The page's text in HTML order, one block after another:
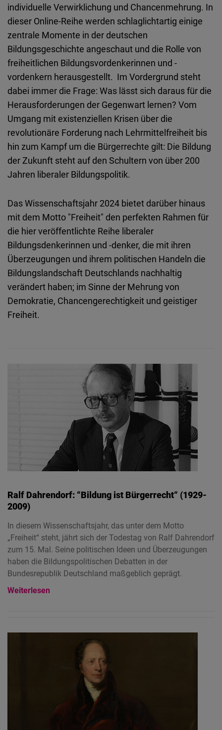
individuelle Verwirklichung und Chancenmehrung. In
dieser Online-Reihe werden schlaglichtartig einige
zentrale Momente in der deutschen
Bildungsgeschichte angeschaut und die Rolle von
freiheitlichen Bildungsvordenkerinnen und -
vordenkern herausgestellt. Im Vordergrund steht
dabei immer die Frage: Was lässt sich daraus für die
Herausforderungen der Gegenwart lernen? Vom
Umgang mit existenziellen Krisen über die
revolutionäre Forderung nach Lehrmittelfreiheit bis
hin zum Kampf um die Bürgerrechte gilt: Die Bildung
der Zukunft steht auf den Schultern von über 200
Jahren liberaler Bildungspolitik.
Das Wissenschaftsjahr 2024 bietet darüber hinaus
mit dem Motto "Freiheit" den perfekten Rahmen für
die hier veröffentlichte Reihe liberaler
Bildungsdenkerinnen und -denker, die mit ihren
Überzeugungen und ihrem politischen Handeln die
Bildungslandschaft Deutschlands nachhaltig
verändert haben; im Sinne der Mehrung von
Demokratie, Chancengerechtigkeit und geistiger
Freiheit.
Ralf Dahrendorf: “Bildung ist Bürgerrecht“ (1929-
2009)
In diesem Wissenschaftsjahr, das unter dem Motto
„Freiheit“ steht, jährt sich der Todestag von Ralf Dahrendorf
zum 15. Mal. Seine politischen Ideen und Überzeugungen
haben die Bildungspolitischen Debatten in der
Bundesrepublik Deutschland maßgeblich geprägt.
Weiterlesen